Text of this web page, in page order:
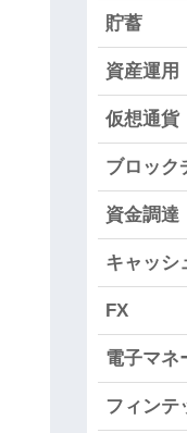
貯蓄
資産運用
仮想通貨
ブロック
資金調達
キャッシ
FX
電子マネ
フィンテ